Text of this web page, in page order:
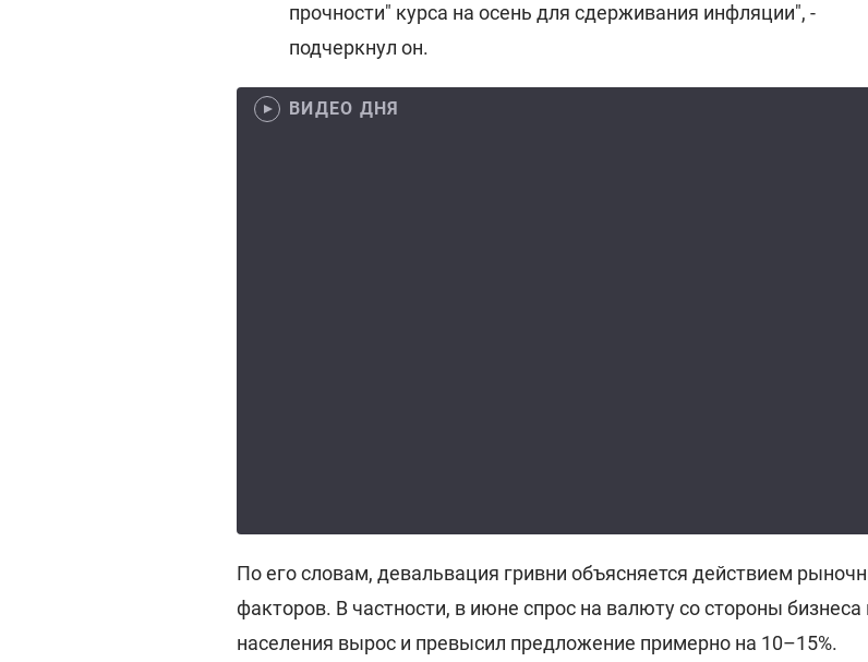
прочности" курса на осень для сдерживания инфляции", -
подчеркнул он.
ВИДЕО ДНЯ
По его словам, девальвация гривни объясняется действием
факторов. В частности, в июне спрос на валюту со стороны бизнеса
населения вырос и превысил предложение примерно на 10–15%.